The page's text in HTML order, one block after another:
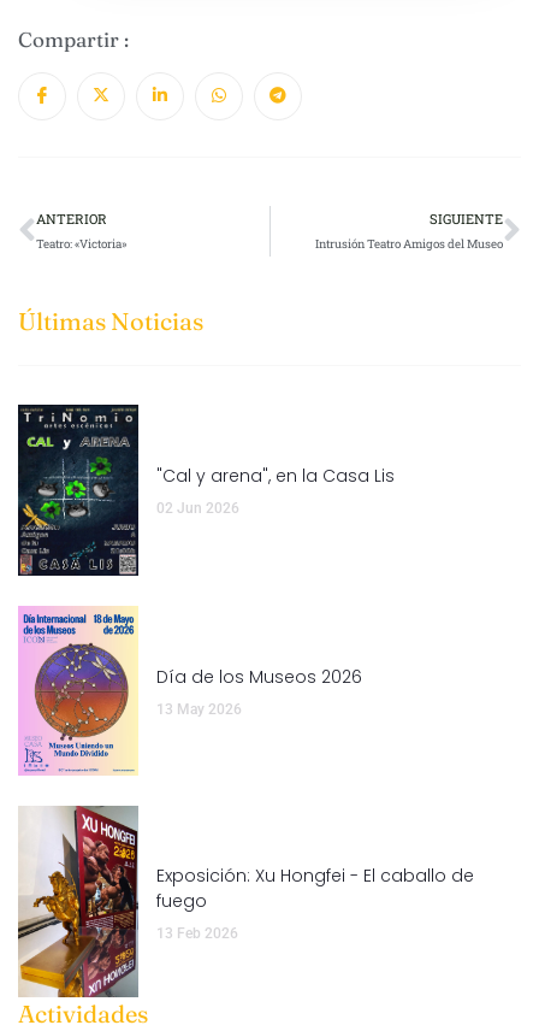
Últimas Noticias
"Cal y arena", en la Casa Lis
02 Jun 2026
Día de los Museos 2026
13 May 2026
Exposición: Xu Hongfei - El caballo de
fuego
13 Feb 2026
Actividades
Compartir :
ANTERIOR
Teatro: «Victoria»
SIGUIENTE
Intrusión Teatro Amigos del Museo